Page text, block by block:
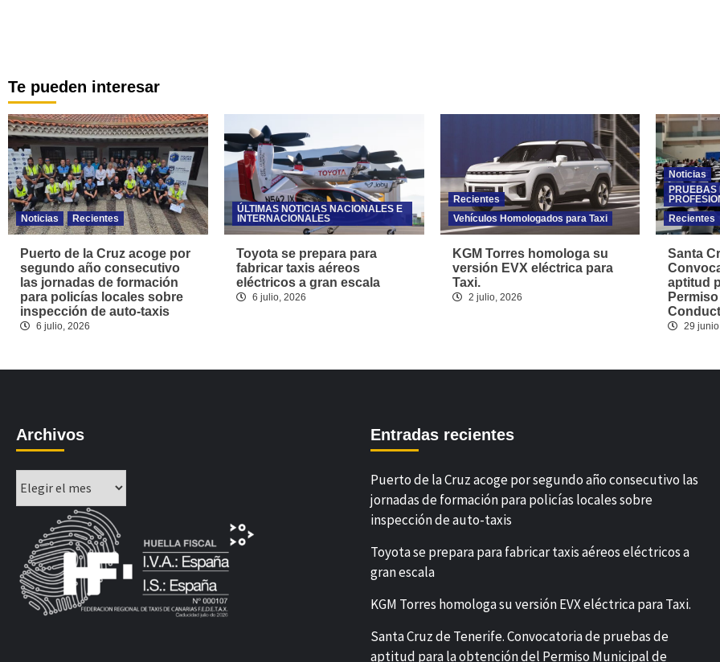
Te pueden interesar
Noticias Recientes
Puerto de la Cruz acoge por
segundo año consecutivo
las jornadas de formación
para policías locales sobre
inspección de auto-taxis
6 julio, 2026
ÚLTIMAS NOTICIAS NACIONALES E
INTERNACIONALES
Toyota se prepara para
fabricar taxis aéreos
eléctricos a gran escala
6 julio, 2026
Recientes
Vehículos Homologados para Taxi
KGM Torres homologa su
versión EVX eléctrica para
Taxi.
2 julio, 2026
Noticias
PRUEBAS
Recientes
Santa
aptitud
29
Archivos Entradas recientes
Puerto de la Cruz acoge por segundo año consecutivo las
jornadas de formación para policías locales sobre
inspección de auto-taxis
Toyota se prepara para fabricar taxis aéreos eléctricos a
gran escala
KGM Torres homologa su versión EVX eléctrica para Taxi.
Santa Cruz de Tenerife. Convocatoria de pruebas de
aptitud para la obtención del Permiso Municipal de